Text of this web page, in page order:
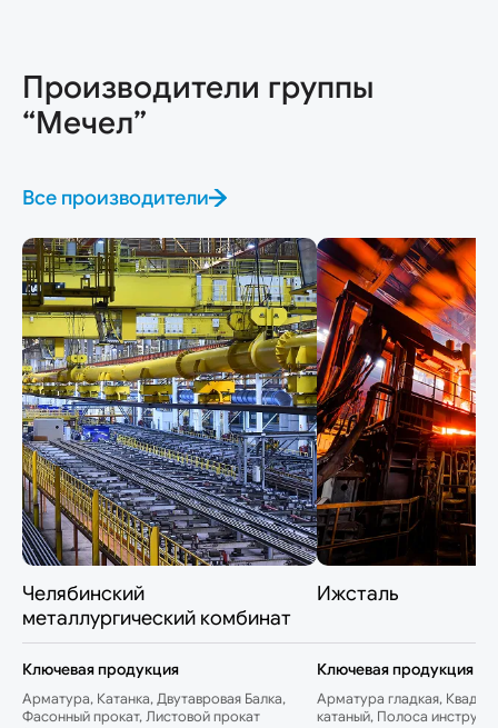
Производители группы
“Мечел”
Все производители
Челябинский
металлургический комбинат
Ключевая продукция
Арматура, Катанка, Двутавровая Балка,
Фасонный прокат, Листовой прокат
Ижсталь
Ключевая продукция
Арматура гладкая,
катаный, Полоса